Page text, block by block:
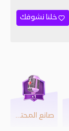
خلنا نشوفك
صانع المحتوى